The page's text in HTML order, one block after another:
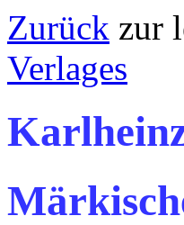
Zurück
Verlages